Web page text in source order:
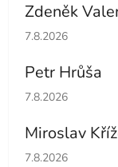
Zdeněk
Hodnocení
7.8.2026
Petr Hrůša
Hodnocení
7.8.2026
Miroslav
Hodnocení
7.8.2026